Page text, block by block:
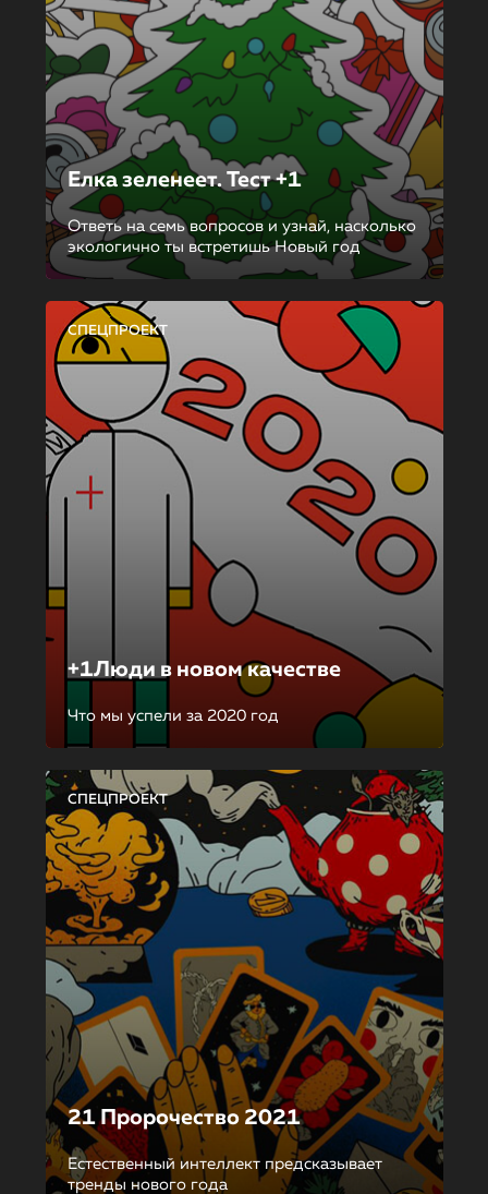
Елка зеленеет. Тест +1
Ответь на семь вопросов и узнай, насколько
экологично ты встретишь Новый год
СПЕЦПРОЕКТ
+1Люди в новом качестве
Что мы успели за 2020 год
СПЕЦПРОЕКТ
21 Пророчество 2021
Естественный интеллект предсказывает
тренды нового года